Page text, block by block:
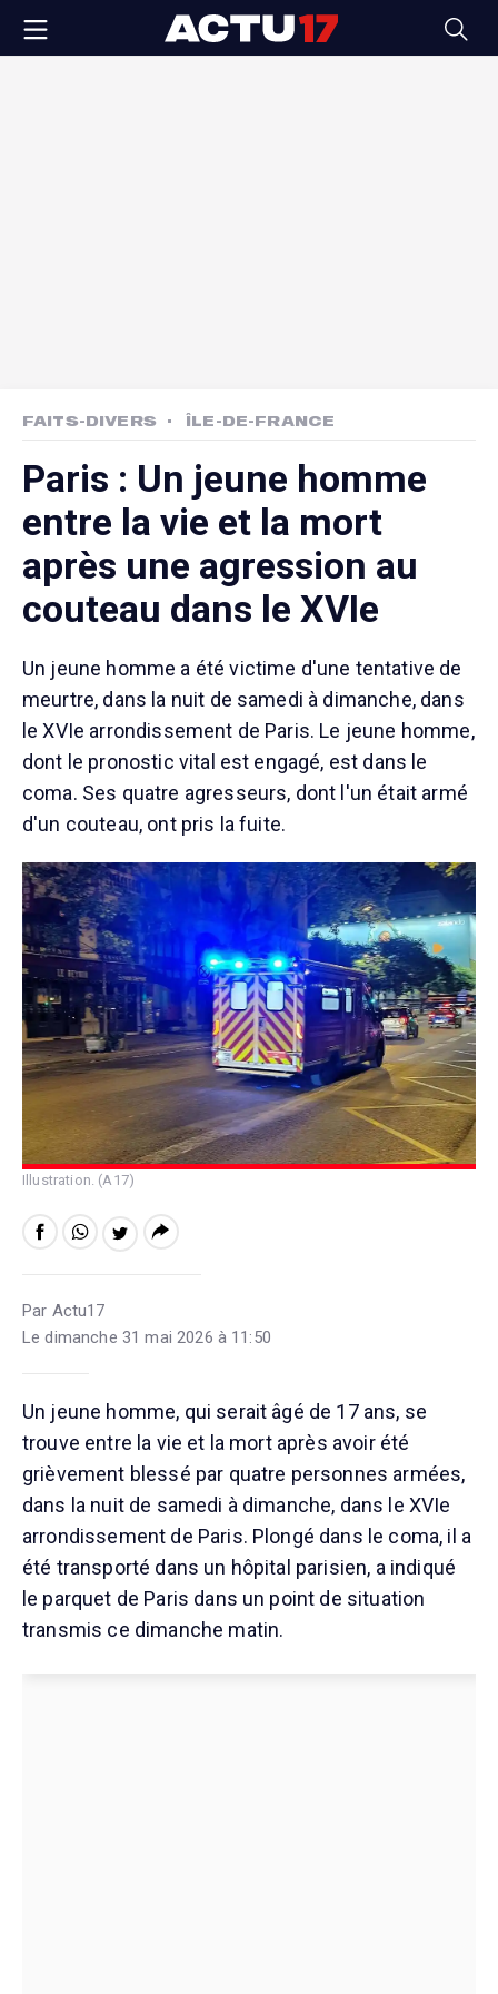
FAITS-DIVERS ÎLE-DE-FRANCE
Paris : Un jeune homme
entre la vie et la mort
après une agression au
couteau dans le XVIe
Un jeune homme a été victime d'une tentative de
meurtre, dans la nuit de samedi à dimanche, dans
le XVIe arrondissement de Paris. Le jeune homme,
dont le pronostic vital est engagé, est dans le
coma. Ses quatre agresseurs, dont l'un était armé
d'un couteau, ont pris la fuite.
Illustration. (A17)
Par Actu17
Le dimanche 31 mai 2026 à 11:50
Un jeune homme, qui serait âgé de 17 ans, se
trouve entre la vie et la mort après avoir été
grièvement blessé par quatre personnes armées,
dans la nuit de samedi à dimanche, dans le XVIe
arrondissement de Paris. Plongé dans le coma, il a
été transporté dans un hôpital parisien, a indiqué
le parquet de Paris dans un point de situation
transmis ce dimanche matin.